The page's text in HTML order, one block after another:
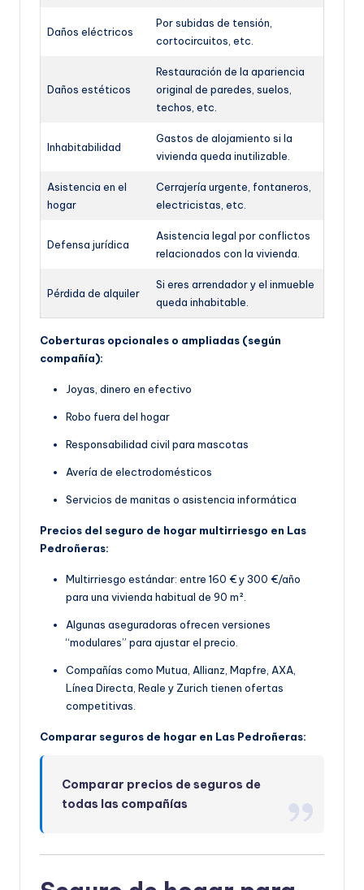
Daños eléctricos
Por subidas de tensión,
cortocircuitos, etc.
Daños estéticos
Restauración de la apariencia
original de paredes, suelos,
techos, etc.
Inhabitabilidad
Gastos de alojamiento si la
vivienda queda inutilizable.
Asistencia en el
hogar
Cerrajería urgente, fontaneros,
electricistas, etc.
Defensa jurídica
Asistencia legal por conflictos
relacionados con la vivienda.
Pérdida de alquiler
Si eres arrendador y el inmueble
queda inhabitable.
Coberturas opcionales o ampliadas (según
compañía):
Joyas, dinero en efectivo
Robo fuera del hogar
Responsabilidad civil para mascotas
Avería de electrodomésticos
Servicios de manitas o asistencia informática
Precios del seguro de hogar multirriesgo en Las
Pedroñeras:
Multirriesgo estándar: entre 160 € y 300 €/año
para una vivienda habitual de 90 m².
Algunas aseguradoras ofrecen versiones
“modulares” para ajustar el precio.
Compañías como Mutua, Allianz, Mapfre, AXA,
Línea Directa, Reale y Zurich tienen ofertas
competitivas.
Comparar seguros de hogar en Las Pedroñeras:
Comparar precios de seguros de
todas las compañías